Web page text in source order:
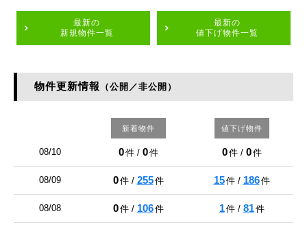
最新の
新規物件一覧
最新の
値下げ物件一覧
物件更新情報 （公開／非公開）
新着物件 値下げ物件
08/10 0件 / 0件 0件 / 0件
08/09 0件 / 255件 15件 / 186件
08/08 0件 / 106件 1件 / 81件